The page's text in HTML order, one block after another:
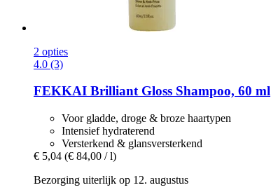
2 opties
4.0 (3)
FEKKAI Brilliant Gloss Shampoo, 60 ml
Voor gladde, droge & broze haartypen
Intensief hydraterend
Versterkend & glansversterkend
€ 5,04 (€ 84,00 / l)
Bezorging uiterlijk op 12. augustus